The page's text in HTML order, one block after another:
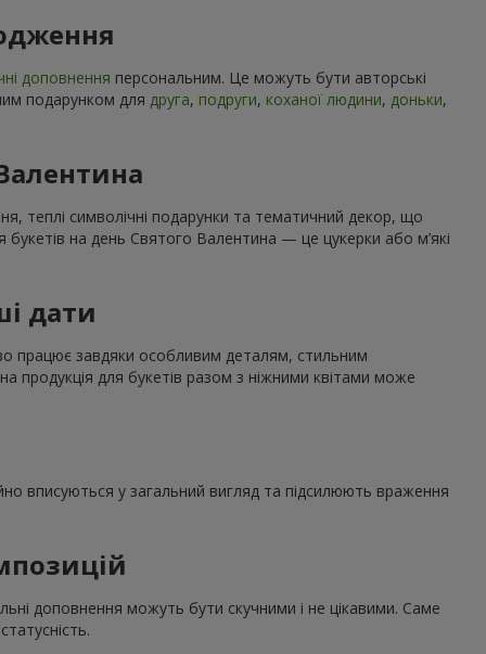
доповнення персональним. Це можуть бути авторські
подарунком для друга, подруги, коханої людини, доньки,
теплі символічні подарунки та тематичний декор, що
букетів на день Святого Валентина — це цукерки або м’які
дати
працює завдяки особливим деталям, стильним
продукція для букетів разом з ніжними квітами може
вписуються у загальний вигляд та підсилюють враження
доповнення можуть бути скучними і не цікавими. Саме